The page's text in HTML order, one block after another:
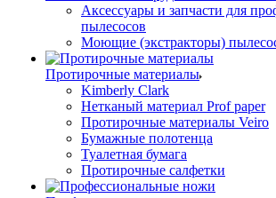
Аксессуары и запчасти для
пылесосов
Моющие (экстракторы)
Протирочные материалы
Kimberly Clark
Нетканый материал Prof paper
Протирочные материалы Veiro
Бумажные полотенца
Туалетная бумага
Протирочные салфетки